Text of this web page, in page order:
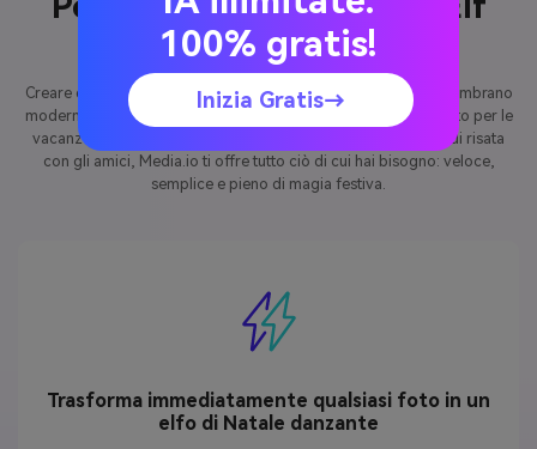
Yourself con Media.io
Creare divertimento, personalizzatoElf Yourself Video che sembrano
moderni, HD e pronti per la condivisione. Che tu voglia un saluto per le
vacanze in famiglia, una clip virale su TikTok o un momento di risata
con gli amici, Media.io ti offre tutto ciò di cui hai bisogno: veloce,
semplice e pieno di magia festiva.
Trasforma immediatamente qualsiasi foto in un
elfo di Natale danzante
100% gratis!
Inizia Gratis→